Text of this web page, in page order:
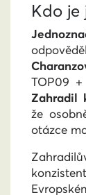
Kdo je
TOP09
Zahradil
že
otázce